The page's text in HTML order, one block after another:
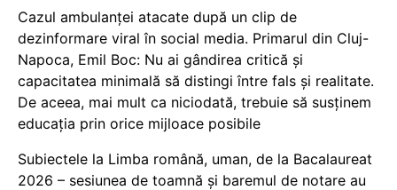
Cazul ambulanței atacate după un clip de
dezinformare viral în social media. Primarul din Cluj-
Napoca, Emil Boc: Nu ai gândirea critică și
capacitatea minimală să distingi între fals și realitate.
De aceea, mai mult ca niciodată, trebuie să susținem
educația prin orice mijloace posibile
Subiectele la Limba română, uman, de la Bacalaureat
2026 – sesiunea de toamnă și baremul de notare au